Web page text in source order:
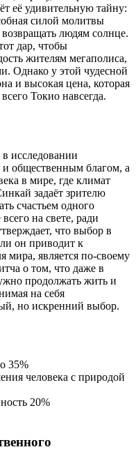
её удивительную тайну:
силой молитвы
возвращать людям солнце.
дар, чтобы
жителям мегаполиса,
Однако у этой чудесной
и высокая цена, которая
Токио навсегда.
исследовании
общественным благом, а
в мире, где климат
задаёт зрителю
счастьем одного
на свете, ради
что выбор в
он приводит к
мира, является по-своему
о том, что даже в
продолжать жить и
на себя
но искренний выбор.
35%
человека с природой
20%